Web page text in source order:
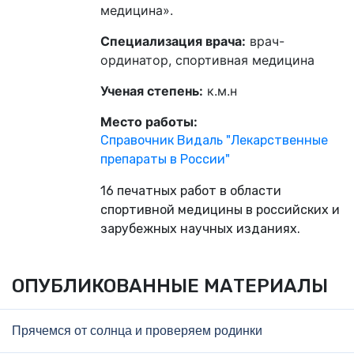
медицина».
Специализация врача: врач-
ординатор, спортивная медицина
Ученая степень: к.м.н
Место работы:
Справочник Видаль "Лекар­ствен­ные
пре­па­раты в Рос­сии"
16 печатных работ в области
спортивной медицины в российских и
зарубежных научных изданиях.
ОПУБЛИКОВАННЫЕ МАТЕРИАЛЫ
Прячемся от солнца и проверяем родинки